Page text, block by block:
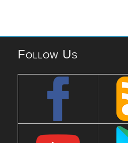
Follow Us